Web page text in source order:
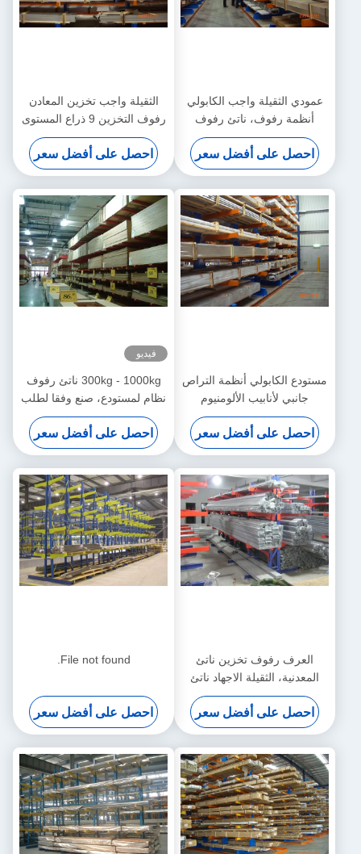
عمودي الثقيلة واجب الكابولي
أنظمة رفوف، ناتئ رفوف
التخزين
احصل على أفضل سعر
الثقيلة واجب تخزين المعادن
رفوف التخزين 9 ذراع المستوى
يعمل رافعة شوكية العملية
احصل على أفضل سعر
مستودع الكابولي أنظمة التراص
جانبي لأنابيب الألومنيوم
احصل على أفضل سعر
فيديو
300kg - 1000kg ناتئ رفوف
نظام لمستودع، صنع وفقا لطلب
الزبون إرتفاع
احصل على أفضل سعر
العرف رفوف تخزين ناتئ
المعدنية، الثقيلة الاجهاد ناتئ
احصل على أفضل سعر
File not found.
احصل على أفضل سعر